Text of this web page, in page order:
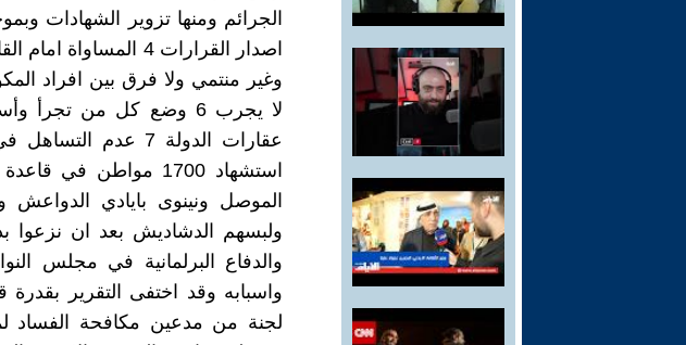
الجرائم ومنها تزوير الشهادات
اصدار القرارات 4
لا يجرب 6 وضع كل من
عقارات الدولة 7
استشهاد 1700
الموصل ونينوى بايادي
ولبسهم الدشاديش بعد ان نزعوا
والدفاع البرلمانية في مجلس
واسبابه وقد اختفى التقرير
لجنة من مدعين مكافحة الفساد